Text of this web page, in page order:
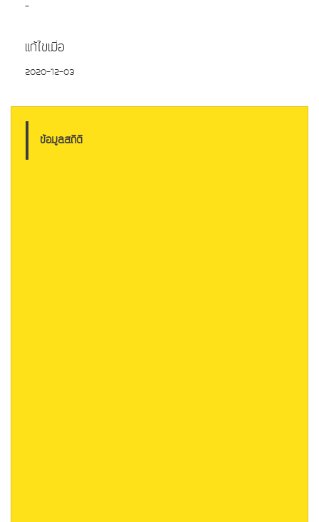
-
แก้ไขเมื่อ
2020-12-03
ข้อมูลสถิติ